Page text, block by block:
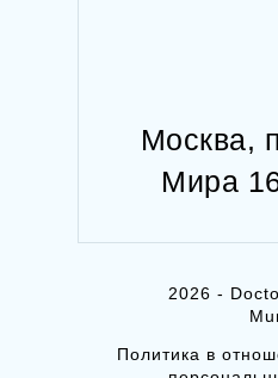
Политика в
2026 -
Москва,
Мира